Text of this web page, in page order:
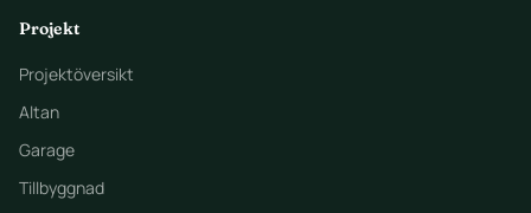
Projekt
Projektöversikt
Altan
Garage
Tillbyggnad